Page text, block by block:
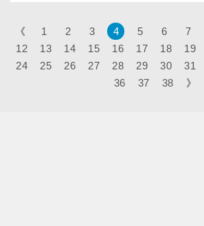
《 1 2 3 4 5 6 7
12
13 14 15 16 17 18 19
24
25 26 27 28 29 30 31
36
37 38 》